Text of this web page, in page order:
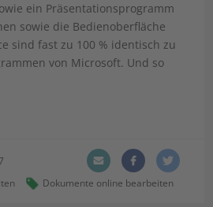
ein Präsentationsprogramm
sowie die Bedienoberfläche
sind fast zu 100 % identisch zu
von Microsoft. Und so
Dokumente online bearbeiten